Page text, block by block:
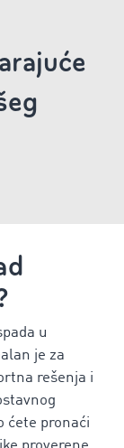
u
je za
rešenja i
ćete pronaći